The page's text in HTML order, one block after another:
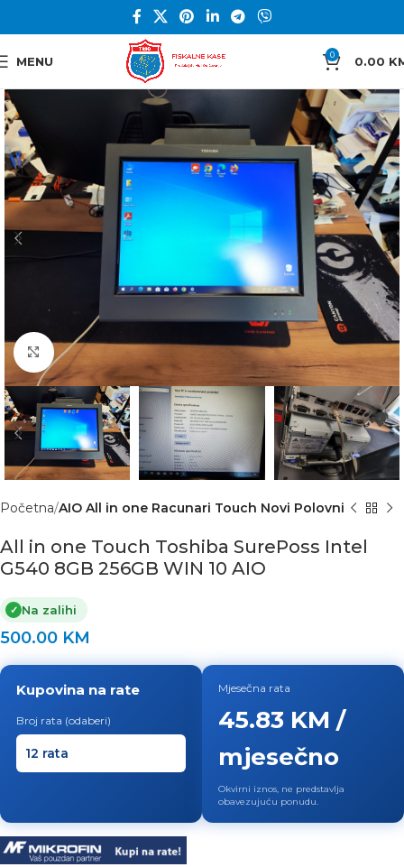
MENU 0 0.00
Click to enlarge
Početna AIO All in one Racunari Touch Novi Polovni
All in one Touch Toshiba SurePoss Intel
G540 8GB 256GB WIN 10 AIO
✓ Na zalihi
500.00 KM
Kupovina na rate
Broj rata (odaberi)
Mjesečna rata
45.83 KM /
mjesečno
Okvirni iznos, ne predstavlja
obavezujuću ponudu.